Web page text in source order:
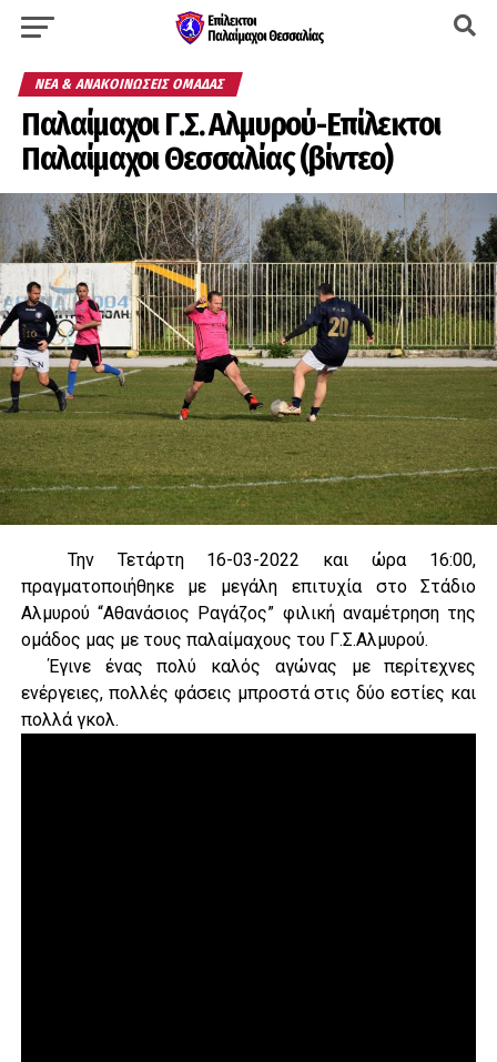
ΝΈΑ & ΑΝΑΚΟΙΝΏΣΕΙΣ ΟΜΆΔΑΣ
Παλαίμαχοι Γ.Σ. Αλμυρού-Επίλεκτοι
Παλαίμαχοι Θεσσαλίας (βίντεο)
Την Τετάρτη 16-03-2022 και ώρα 16:00,
πραγματοποιήθηκε με μεγάλη επιτυχία στο Στάδιο
Αλμυρού “Αθανάσιος Ραγάζος” φιλική αναμέτρηση της
ομάδος μας με τους παλαίμαχους του Γ.Σ.Αλμυρού.
Έγινε ένας πολύ καλός αγώνας με περίτεχνες
ενέργειες, πολλές φάσεις μπροστά στις δύο εστίες και
πολλά γκολ.